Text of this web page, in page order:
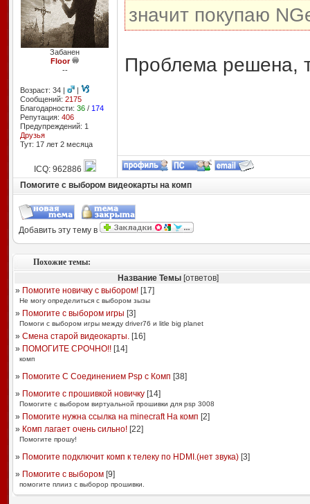
Забанен
Floor
--
Возраст: 34 |
|
Сообщений: 2175
Благодарности: 36/ 174
Репутация: 406
Предупреждений: 1
Друзья
Тут: 17 лет 2 месяцa
значит покупаю
Проблема решена,
ICQ: 962886
Помогите с выбором видеокарты на комп
Добавить эту тему в
Похожие темы:
Название Темы[ответов]
» Помогите новичку с выбором![17]
Не могу определиться с выбором зызы
» Помогите с выбором игры [3]
Помоги с выбором игры между driver76 и litle big planet
» Смена старой видеокарты.[16]
» ПОМОГИТЕ СРОЧНО!![14]
комп
» Помогите С Соединением Psp с Комп [38]
» Помогите с прошивкой новичку[14]
Помогите с выбором виртуальной прошивки для psp 3008
» Помогите нужна ссылка на minecraft На комп [2]
» Комп лагает очень сильно![22]
Помогите прошу!
» Помогите подключит комп к телеку по HDMI.(нет звука)[3]
» Помогите с выбором[9]
помогите плииз с выборор прошивки.